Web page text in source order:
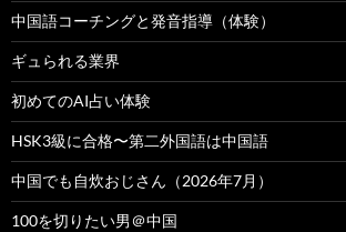
中国語コーチングと発音指導（体験）
ギュられる業界
初めてのAI占い体験
HSK3級に合格〜第二外国語は中国語
中国でも自炊おじさん（2026年7月）
100を切りたい男＠中国